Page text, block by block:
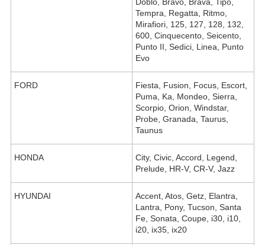
Doblo, Bravo, Brava, Tipo,
Tempra, Regatta, Ritmo,
Mirafiori, 125, 127, 128, 132,
600, Cinquecento, Seicento,
Punto II, Sedici, Linea, Punto
Evo
FORD
Fiesta, Fusion, Focus, Escort,
Puma, Ka, Mondeo, Sierra,
Scorpio, Orion, Windstar,
Probe, Granada, Taurus,
Taunus
HONDA
City, Civic, Accord, Legend,
Prelude, HR-V, CR-V, Jazz
HYUNDAI
Accent, Atos, Getz, Elantra,
Lantra, Pony, Tucson, Santa
Fe, Sonata, Coupe, i30, i10,
i20, ix35, ix20